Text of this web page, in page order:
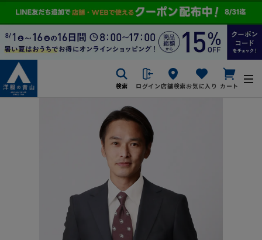
検索 ログイン店舗検索お気に入り カート